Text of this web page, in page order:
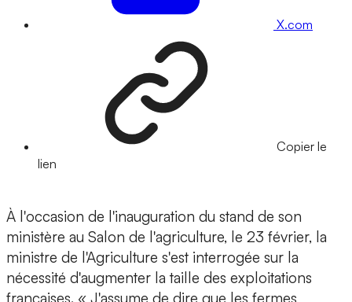
X.com
Copier le
lien
À l'occasion de l'inauguration du stand de son
ministère au Salon de l'agriculture, le 23 février, la
ministre de l'Agriculture s'est interrogée sur la
nécessité d'augmenter la taille des exploitations
françaises. « J'assume de dire que les fermes